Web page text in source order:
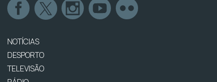
NOTÍCIAS
DESPORTO
TELEVISÃO